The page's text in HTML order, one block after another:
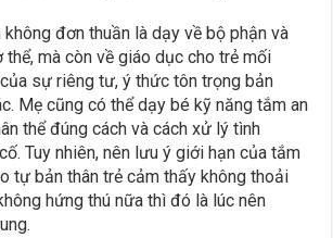
đơn thuần là dạy về bộ phận và
thể, mà còn về giáo dục cho trẻ mối
sự riêng tư, ý thức tôn trọng bản
Mẹ cũng có thể dạy bé kỹ năng tắm an
thể đúng cách và cách xử lý tình
Tuy nhiên, nên lưu ý giới hạn của tắm
tự bản thân trẻ cảm thấy không thoải
hứng thú nữa thì đó là lúc nên